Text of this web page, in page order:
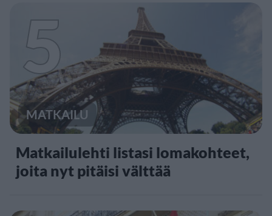
5
MATKAILU
Matkailulehti listasi lomakohteet,
joita nyt pitäisi välttää